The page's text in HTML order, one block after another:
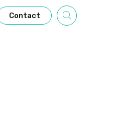
Contact